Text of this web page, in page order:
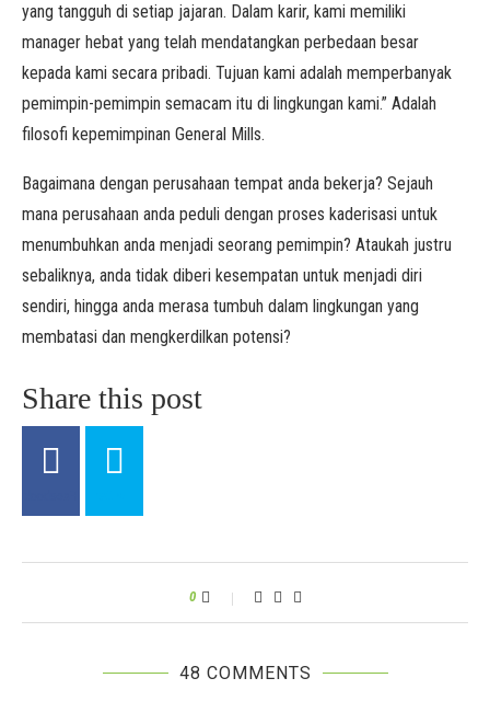
yang tangguh di setiap jajaran. Dalam karir, kami memiliki
manager hebat yang telah mendatangkan perbedaan besar
kepada kami secara pribadi. Tujuan kami adalah memperbanyak
pemimpin-pemimpin semacam itu di lingkungan kami.” Adalah
filosofi kepemimpinan General Mills.
Bagaimana dengan perusahaan tempat anda bekerja? Sejauh
mana perusahaan anda peduli dengan proses kaderisasi untuk
menumbuhkan anda menjadi seorang pemimpin? Ataukah justru
sebaliknya, anda tidak diberi kesempatan untuk menjadi diri
sendiri, hingga anda merasa tumbuh dalam lingkungan yang
membatasi dan mengkerdilkan potensi?
Share this post
0
48 COMMENTS